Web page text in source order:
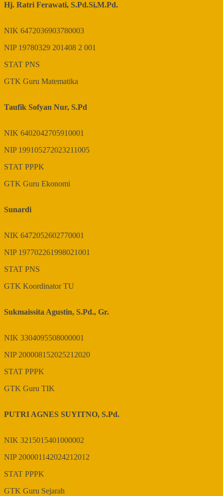
Hj. Ratri Ferawati, S.Pd.Si,M.Pd.
NIK 6472036903780003
NIP 19780329 201408 2 001
STAT PNS
GTK Guru Matematika
Taufik Sofyan Nur, S.Pd
NIK 6402042705910001
NIP 199105272023211005
STAT PPPK
GTK Guru Ekonomi
Sunardi
NIK 6472052602770001
NIP 197702261998021001
STAT PNS
GTK Koordinator TU
Sukmaissita Agustin, S.Pd., Gr.
NIK 3304095508000001
NIP200008152025212020
STAT PPPK
GTK Guru TIK
PUTRI AGNES SUYITNO, S.Pd.
NIK 3215015401000002
NIP200001142024212012
STAT PPPK
GTK Guru Sejarah